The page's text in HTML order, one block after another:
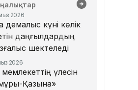
2026
демалыс күні көлік
даңғылдардың
шектеледі
2026
мемлекеттің үлесін
Қазына»